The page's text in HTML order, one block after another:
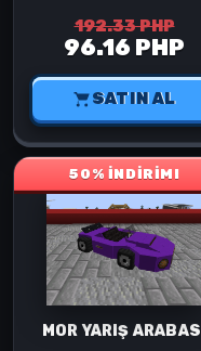
192.33 PHP
96.16 PHP
SATIN AL
50% İNDİRİM!
MOR YARIŞ ARABASI